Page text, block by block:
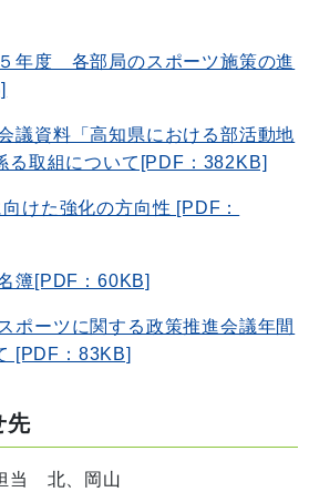
５年度 各部局のスポーツ施策の進
議資料「高知県における部活動地
る取組について[PDF：382KB]
向けた強化の方向性 [PDF：
簿[PDF：60KB]
ポーツに関する政策推進会議年間
[PDF：83KB]
先
当 北、岡山